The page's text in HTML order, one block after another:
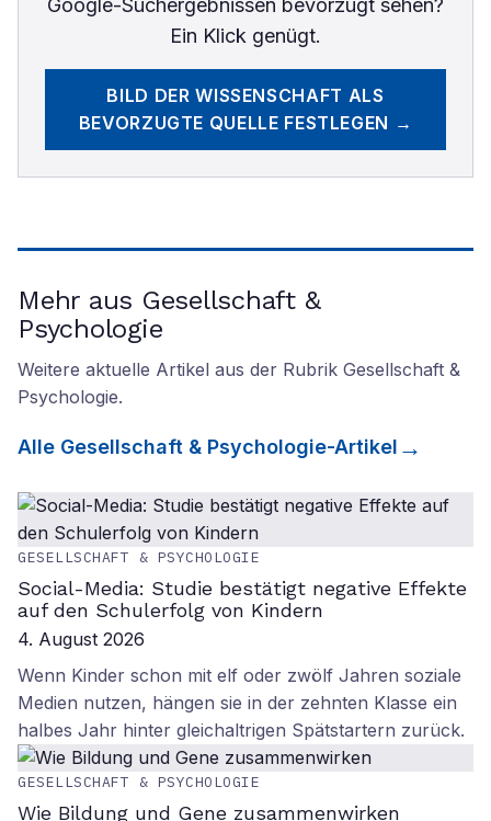
Google-Suchergebnissen bevorzugt sehen?
Ein Klick genügt.
BILD DER WISSENSCHAFT ALS
BEVORZUGTE QUELLE FESTLEGEN →
Mehr aus Gesellschaft &
Psychologie
Weitere aktuelle Artikel aus der Rubrik Gesellschaft &
Psychologie.
Alle Gesellschaft & Psychologie-Artikel
GESELLSCHAFT & PSYCHOLOGIE
Social-Media: Studie bestätigt negative Effekte
auf den Schulerfolg von Kindern
4. August 2026
Wenn Kinder schon mit elf oder zwölf Jahren soziale
Medien nutzen, hängen sie in der zehnten Klasse ein
halbes Jahr hinter gleichaltrigen Spätstartern zurück.
GESELLSCHAFT & PSYCHOLOGIE
Wie Bildung und Gene zusammenwirken